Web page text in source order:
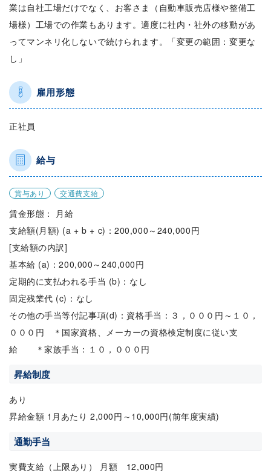
業は自社工場だけでなく、お客さま（自動車販売店様や整備工
場様）工場での作業もあります。適度に社内・社外の移動があ
ってマンネリ化しないで続けられます。「変更の範囲：変更な
し」
雇用形態
正社員
給与
賞与あり 交通費支給
賃金形態： 月給
支給額(月額) (a + b + c)：200,000～240,000円
[支給額の内訳]
基本給 (a)：200,000～240,000円
定期的に支払われる手当 (b)：なし
固定残業代 (c)：なし
その他の手当等付記事項(d)：資格手当：３，０００円～１０，
０００円 ＊国家資格、メーカーの資格検定制度に従い支
給 ＊家族手当：１０，０００円
昇給制度
あり
昇給金額 1月あたり 2,000円～10,000円(前年度実績)
通勤手当
実費支給（上限あり） 月額 12,000円